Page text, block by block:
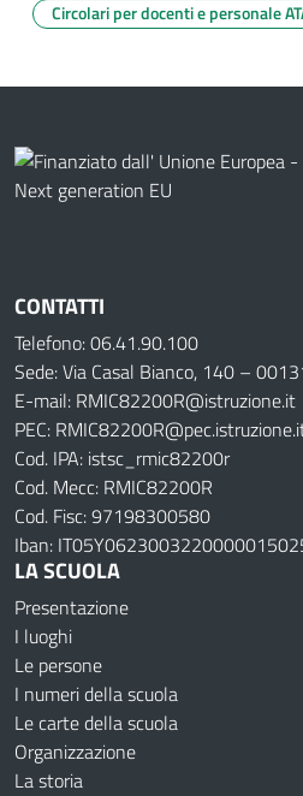
Circolari per docenti e personale
CONTATTI
Telefono: 06.41.90.100
Sede: Via Casal Bianco, 140 –
E-mail: RMIC82200R@istruzione.it
PEC:
Cod. IPA: istsc_rmic82200r
Cod. Mecc: RMIC82200R
Cod. Fisc: 97198300580
Iban:
LA SCUOLA
Presentazione
I luoghi
Le persone
I numeri della scuola
Le carte della scuola
Organizzazione
La storia